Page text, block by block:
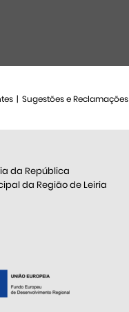
Sugestões e Reclamações
da República
da Região de Leiria